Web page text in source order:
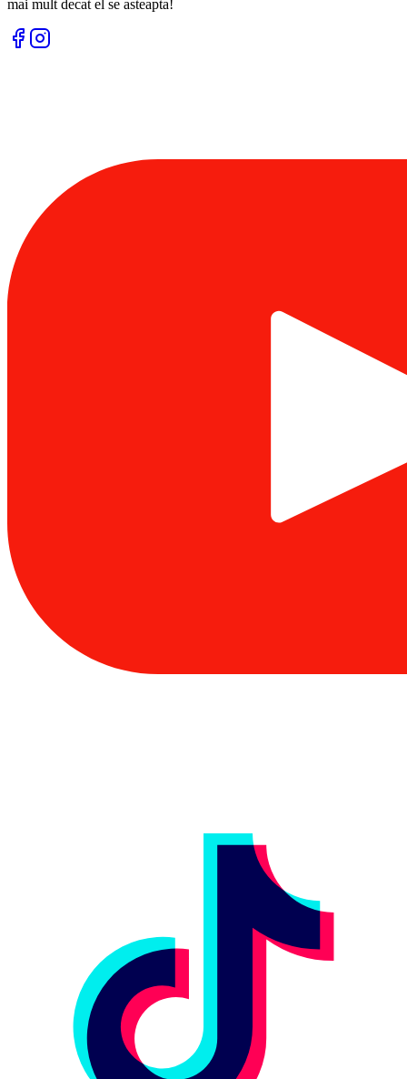
mai mult decat el se asteapta!